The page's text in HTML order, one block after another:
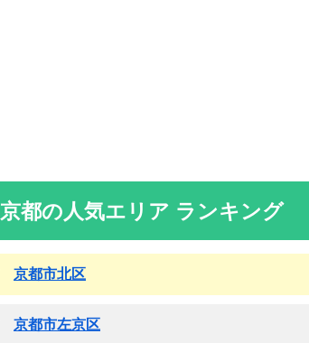
京都の人気エリア ランキング
京都市北区
京都市左京区